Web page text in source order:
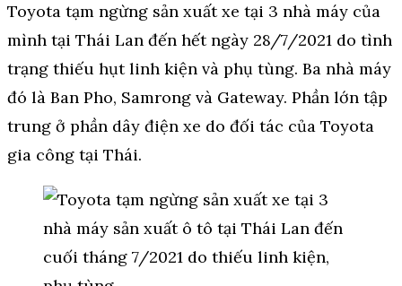
Toyota tạm ngừng sản xuất xe tại 3 nhà máy của
mình tại Thái Lan đến hết ngày 28/7/2021 do tình
trạng thiếu hụt linh kiện và phụ tùng. Ba nhà máy
đó là Ban Pho, Samrong và Gateway. Phần lớn tập
trung ở phần dây điện xe do đối tác của Toyota
gia công tại Thái.